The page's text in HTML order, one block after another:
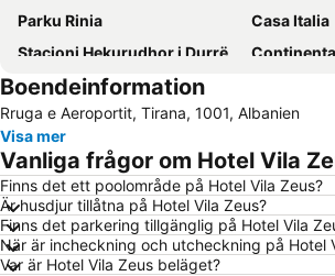
Parku Rinia
Casa Italia
Stacioni Hekurudhor i Durrësit
Dajti Ekspres
Fasada Tiranes
Xhamia e
Stadiumi Kombëtar Qemal Stafa
Boendeinformation
Rruga e Aeroportit, Tirana, 1001, Albanien
Visa mer
Vanliga frågor om Hotel Vila
Finns det ett poolområde på Hotel Vila Zeus?
Är husdjur tillåtna på Hotel Vila Zeus?
Finns det parkering tillgänglig på Hotel Vila
När är incheckning och utcheckning på Hotel
Var är Hotel Vila Zeus beläget?